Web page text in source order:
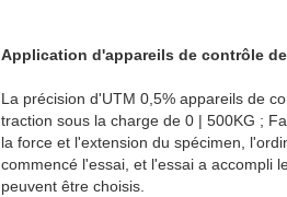
Application d'appareils de contrôle
La précision d'UTM 0,5% appareils de
traction sous la charge de 0 | 500KG ;
la force et l'extension du spécimen,
commencé l'essai, et l'essai a accompli
peuvent être choisis.